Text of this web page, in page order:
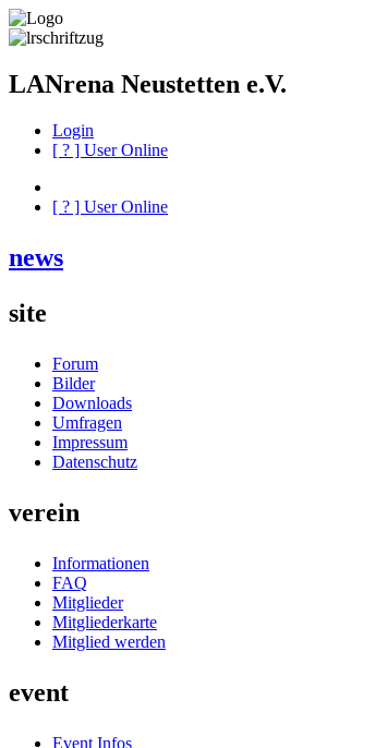
LANrena Neustetten e.V.
Login
[ ? ] User Online
[ ? ] User Online
news
site
Forum
Bilder
Downloads
Umfragen
Impressum
Datenschutz
verein
Informationen
FAQ
Mitglieder
Mitgliederkarte
Mitglied werden
event
Event Infos